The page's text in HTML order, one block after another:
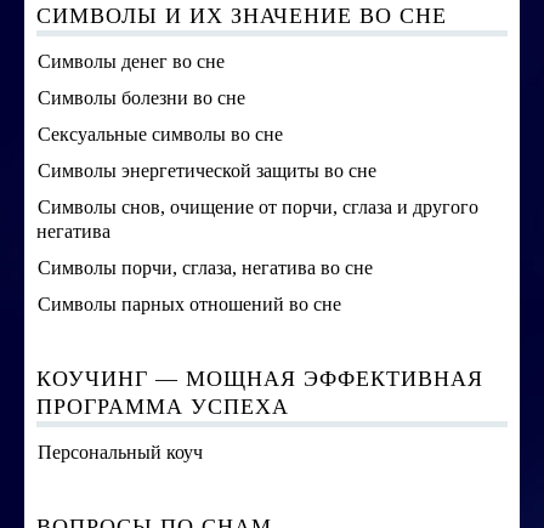
СИМВОЛЫ И ИХ ЗНАЧЕНИЕ ВО СНЕ
Символы денег во сне
Символы болезни во сне
Сексуальные символы во сне
Символы энергетической защиты во сне
Символы снов, очищение от порчи, сглаза и другого
негатива
Символы порчи, сглаза, негатива во сне
Символы парных отношений во сне
КОУЧИНГ — МОЩНАЯ ЭФФЕКТИВНАЯ
ПРОГРАММА УСПЕХА
Персональный коуч